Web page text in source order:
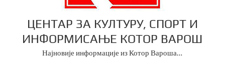
ЦЕНТАР ЗА КУЛТУРУ, СПОРТ И
ИНФОРМИСАЊЕ КОТОР ВАРОШ
Најновије информације из Котор Вароша…